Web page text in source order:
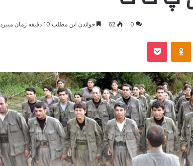
0
62 خواندن این مطلب 10 دقیقه زمان میبرد